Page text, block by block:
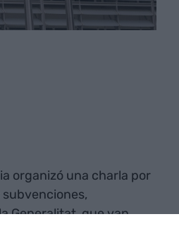
organizó una charla por
Generalitat, que van